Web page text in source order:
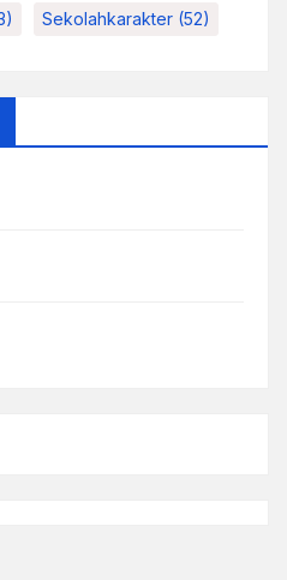
Sekolahkarakter (52)